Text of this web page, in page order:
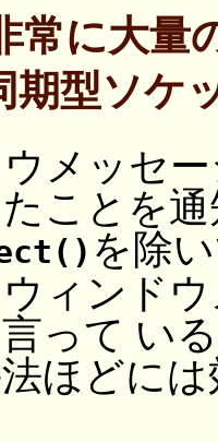
常に大量
期型ソケ
メッセ
ことを
を除
ィンド
って い
ほどに